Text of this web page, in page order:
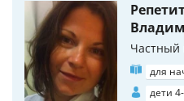
Частный
для
дети